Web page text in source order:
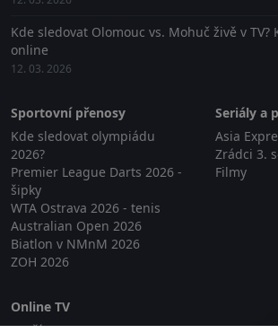
Kde sledovat Olomouc vs. Mohuč živě v
online
12. 03. 2026
Sportovní přenosy
Kde sledovat olympiádu
2026?
Premier League Darts 2026 -
šipky
WTA Ostrava 2026 - tenis
Australian Open 2026
Biatlon v NMnM 2026
ZOH 2026
Seriály a
Asia
Zrádci 3.
Filmy
Online TV